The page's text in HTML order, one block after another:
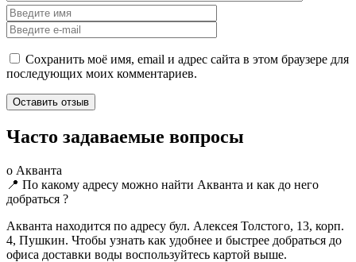
Сохранить моё имя, email и адрес сайта в этом браузере для
последующих моих комментариев.
Часто задаваемые вопросы
о Акванта
📍 По какому адресу можно найти Акванта и как до него
добраться ?
Акванта находится по адресу бул. Алексея Толстого, 13, корп.
4, Пушкин. Чтобы узнать как удобнее и быстрее добраться до
офиса доставки воды воспользуйтесь картой выше.